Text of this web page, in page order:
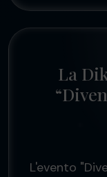
La
L'evento